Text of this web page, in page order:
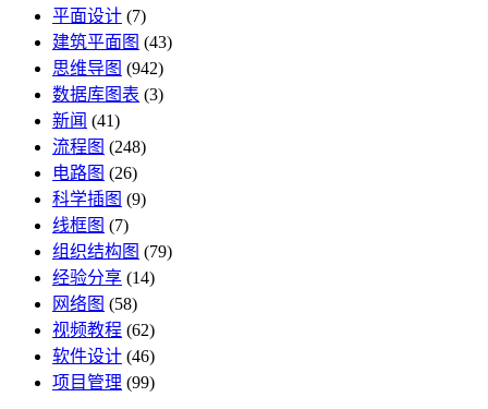
平面设计 (7)
建筑平面图 (43)
思维导图 (942)
数据库图表 (3)
新闻 (41)
流程图 (248)
电路图 (26)
科学插图 (9)
线框图 (7)
组织结构图 (79)
经验分享 (14)
网络图 (58)
视频教程 (62)
软件设计 (46)
项目管理 (99)